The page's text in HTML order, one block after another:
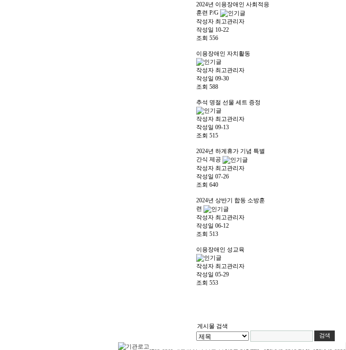
2024년 이용장애인 사회적응
훈련 P/G
작성자 최고관리자
작성일 10-22
조회 556
이용장애인 자치활동
작성자 최고관리자
작성일 09-30
조회 588
추석 명절 선물 세트 증정
작성자 최고관리자
작성일 09-13
조회 515
2024년 하계휴가 기념 특별
간식 제공
작성자 최고관리자
작성일 07-26
조회 640
2024년 상반기 합동 소방훈
련
작성자 최고관리자
작성일 06-12
조회 513
이용장애인 성교육
작성자 최고관리자
작성일 05-29
조회 553
게시물 검색